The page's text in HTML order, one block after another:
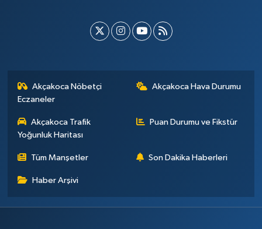
Akçakoca Nöbetçi
Eczaneler
Akçakoca Hava Durumu
Akçakoca Trafik
Yoğunluk Haritası
Puan Durumu ve Fikstür
Tüm Manşetler Son Dakika Haberleri
Haber Arşivi